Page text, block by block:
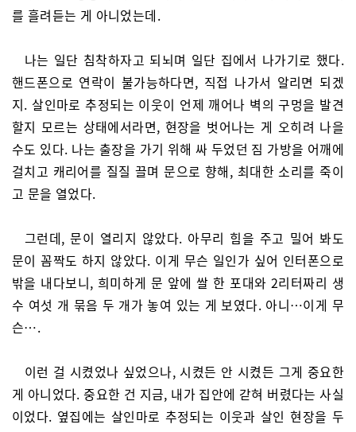
를 흘려듣는 게 아니었는데.
나는 일단 침착하자고 되뇌며 일단 집에서 나가기로 했다.
핸드폰으로 연락이 불가능하다면, 직접 나가서 알리면 되겠
지. 살인마로 추정되는 이웃이 언제 깨어나 벽의 구멍을 발견
할지 모르는 상태에서라면, 현장을 벗어나는 게 오히려 나을
수도 있다. 나는 출장을 가기 위해 싸 두었던 짐 가방을 어깨에
걸치고 캐리어를 질질 끌며 문으로 향해, 최대한 소리를 죽이
고 문을 열었다.
그런데, 문이 열리지 않았다. 아무리 힘을 주고 밀어 봐도
문이 꼼짝도 하지 않았다. 이게 무슨 일인가 싶어 인터폰으로
밖을 내다보니, 희미하게 문 앞에 쌀 한 포대와 2리터짜리 생
수 여섯 개 묶음 두 개가 놓여 있는 게 보였다. 아니…이게 무
슨….
이런 걸 시켰었나 싶었으나, 시켰든 안 시켰든 그게 중요한
게 아니었다. 중요한 건 지금, 내가 집안에 갇혀 버렸다는 사실
이었다. 옆집에는 살인마로 추정되는 이웃과 살인 현장을 두